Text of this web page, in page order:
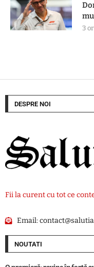
3
DESPRE NOI
Fii la curent cu tot ce
Email:
NOUTATI